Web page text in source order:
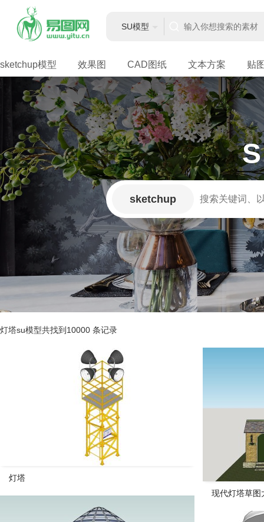
SU模型
sketchup模型 效果图 CAD图纸 文本方案 贴
sketchup
灯塔su模型共找到10000 条记录
灯塔
现代灯塔草图